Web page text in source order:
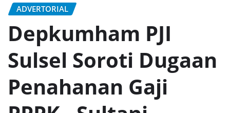
ADVERTORIAL
Depkumham PJI
Sulsel Soroti Dugaan
Penahanan Gaji